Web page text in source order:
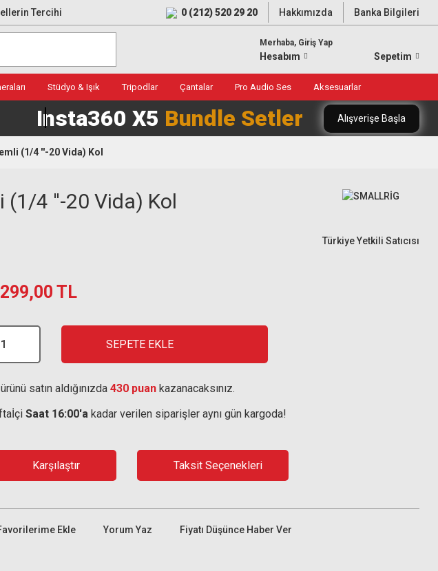
Tercihi 0 (212) 520 29 20 Hakkımızda Banka Bilgileri
Merhaba, Giriş Yap
Hesabım Sepetim
Stüdyo & Işık Tripodlar Çantalar Pro Audio Ses Aksesuarlar
Insta360 X5 Bundle Setler Alışverişe Başla
(1/4 ''-20 Vida) Kol
(1/4 ''-20 Vida) Kol
Türkiye Yetkili Satıcısı
TL
SEPETE EKLE
satın aldığınızda 430 puan kazanacaksınız.
Saat 16:00'a kadar verilen siparişler aynı gün kargoda!
Karşılaştır Taksit Seçenekleri
Yorum Yaz Fiyatı Düşünce Haber Ver